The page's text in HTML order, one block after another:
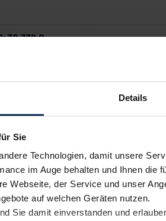
Details
Sie
Technologien, damit unsere
im Auge behalten und Ihnen die
Webseite, der Service und unser
auf welchen Geräten nutzen.
Sie damit einverstanden und
38.739 €
/Monat